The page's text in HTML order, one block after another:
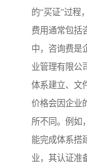
的“买证”过程
费用通常包括
中，咨询费是
业管理有限公
体系建立、文
价格会因企业
所不同。例如
能完成体系搭
业，其认证准